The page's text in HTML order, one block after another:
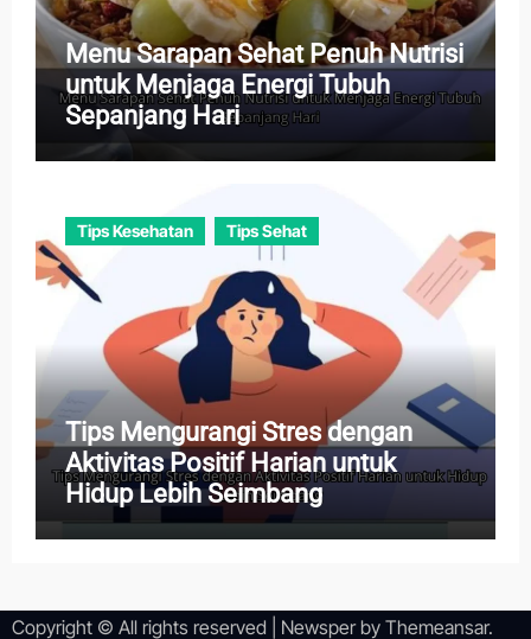
Menu Sarapan Sehat Penuh Nutrisi
untuk Menjaga Energi Tubuh
Sepanjang Hari
Tips Kesehatan Tips Sehat
Tips Mengurangi Stres dengan
Aktivitas Positif Harian untuk
Hidup Lebih Seimbang
Copyright © All rights reserved Newsperby Themeansar.